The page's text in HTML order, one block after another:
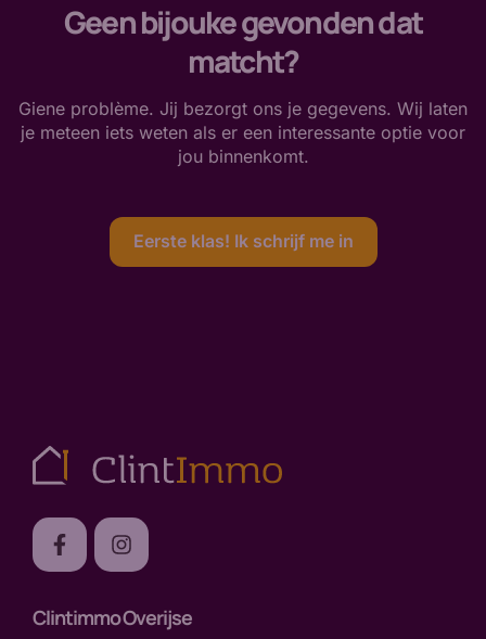
Geen bijouke gevonden dat
matcht?
Giene problème. Jij bezorgt ons je gegevens. Wij laten
je meteen iets weten als er een interessante optie voor
jou binnenkomt.
Eerste klas! Ik schrijf me in
Clintimmo Overijse